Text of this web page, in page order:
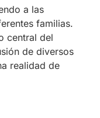
a las
familias.
central del
de diversos
realidad de